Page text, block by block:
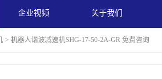
企业视频 关于我们
> 机器人谐波减速机SHG-17-50-2A-GR 免费咨询